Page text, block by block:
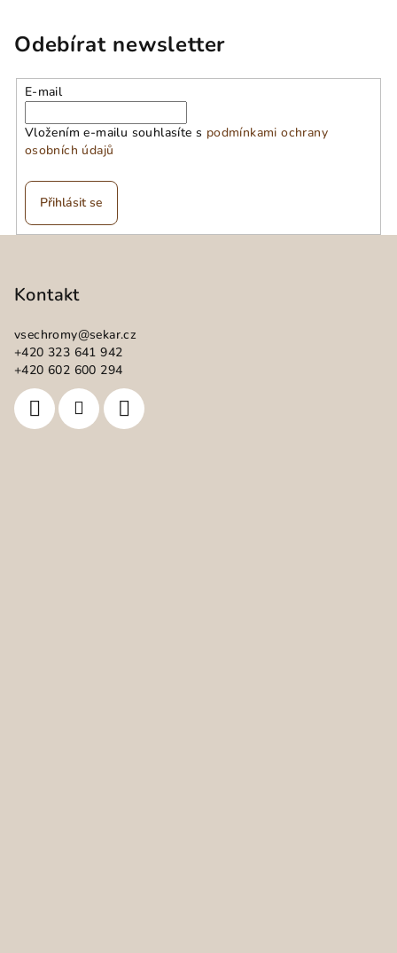
Odebírat newsletter
E-mail
Vložením e-mailu souhlasíte s podmínkami ochrany
osobních údajů
Přihlásit se
Kontakt
vsechromy@sekar.cz
+420 323 641 942
+420 602 600 294